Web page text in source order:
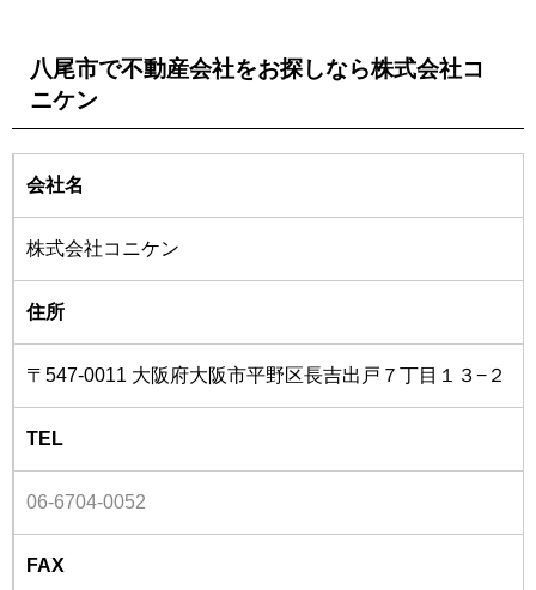
八尾市で不動産会社をお探しなら株式会社コ
ニケン
会社名
株式会社コニケン
住所
〒547-0011 大阪府大阪市平野区長吉出戸７丁目１３−２
TEL
06-6704-0052
FAX